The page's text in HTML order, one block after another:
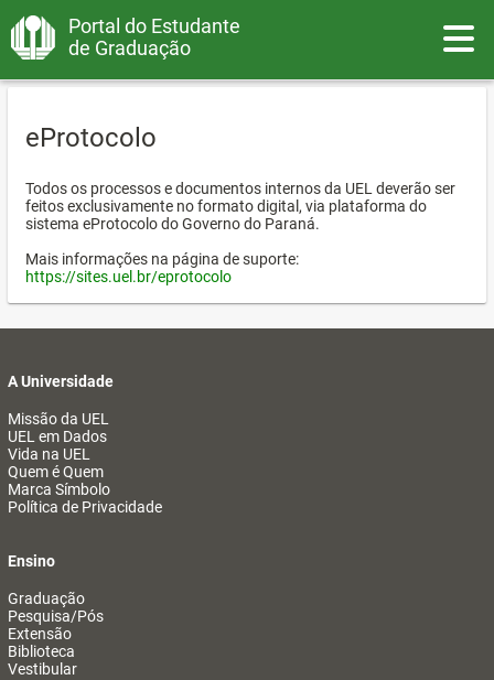
Portal do Estudante
de Graduação
eProtocolo
Todos os processos e documentos internos da UEL deverão ser
feitos exclusivamente no formato digital, via plataforma do
sistema eProtocolo do Governo do Paraná.
Mais informações na página de suporte:
https://sites.uel.br/eprotocolo
A Universidade
Missão da UEL
UEL em Dados
Vida na UEL
Quem é Quem
Marca Símbolo
Política de Privacidade
Ensino
Graduação
Pesquisa/Pós
Extensão
Biblioteca
Vestibular